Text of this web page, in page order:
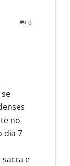
0
no
dia 7
e